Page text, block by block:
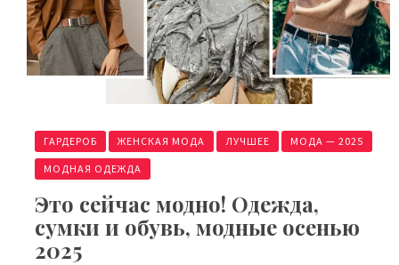
ГАРДЕРОБ ЖЕНСКАЯ МОДА ЛУЧШЕЕ МОДА — 2025
МОДНАЯ ОДЕЖДА
Это сейчас модно! Одежда,
сумки и обувь, модные осенью
2025